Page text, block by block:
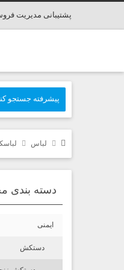
پشتیبانی مدیریت فروش : 24 ساعته - 09025554415 - 09216301041 -
لباس
دسته بندی
ایمنی
دستکش